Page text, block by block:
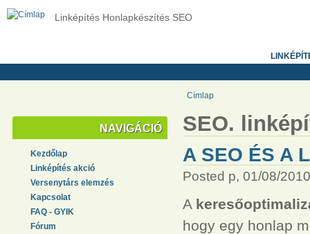
Linképítés Honlapkészítés SEO
Címlap
NAVIGÁCIÓ
Kezdőlap
Linképítés akció
Versenytárs elemzés
Kapcsolat
FAQ - GYIK
Fórum
SEO.
A SEO ÉS A
Posted p, 01/08/
A
hogy egy honlap